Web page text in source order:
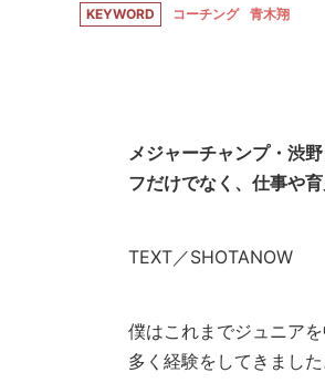
KEYWORD コーチング 青木翔
メジャーチャンプ・渋
フだけでなく、仕事や
TEXT／SHOTANOW
僕はこれまでジュニア
多く経験をしてきました